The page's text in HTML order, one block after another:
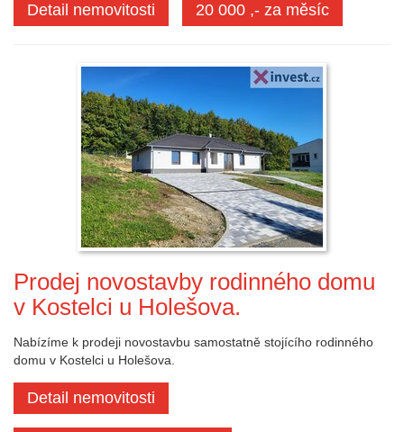
Detail nemovitosti 20 000 ,- za měsíc
Prodej novostavby rodinného domu
v Kostelci u Holešova.
Nabízíme k prodeji novostavbu samostatně stojícího rodinného
domu v Kostelci u Holešova.
Detail nemovitosti